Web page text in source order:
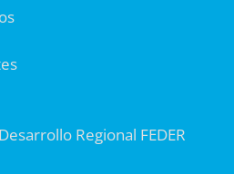
Regional FEDER